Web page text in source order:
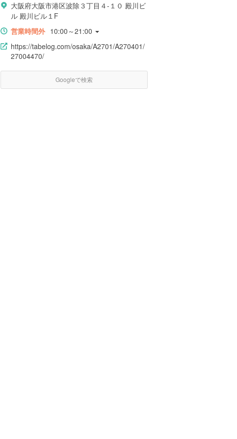
大阪府大阪市港区波除３丁目４-１０ 殿川ビ
ル 殿川ビル１F
営業時間外 10:00～21:00
https://tabelog.com/osaka/A2701/A270401/
27004470/
Googleで検索